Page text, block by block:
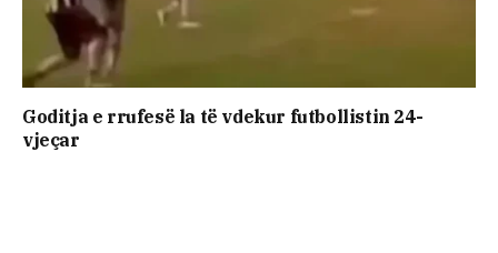
Goditja e rrufesë la të vdekur futbollistin 24-
vjeçar